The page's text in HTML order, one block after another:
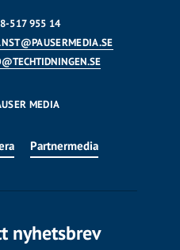
517 955 14
MEDIA
Partnermedia
nyhetsbrev